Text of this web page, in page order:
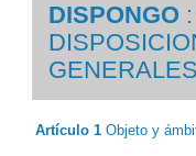
DISPONGO
GENERALES
Artículo 1 Objeto y